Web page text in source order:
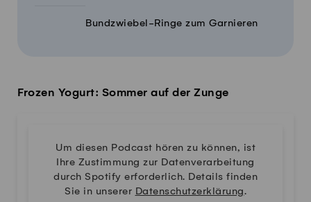
Bundzwiebel-Ringe zum Garnieren
Frozen Yogurt: Sommer auf der Zunge
Um diesen Podcast hören zu können, ist
Ihre Zustimmung zur Datenverarbeitung
durch Spotify erforderlich. Details finden
Sie in unserer Datenschutzerklärung.